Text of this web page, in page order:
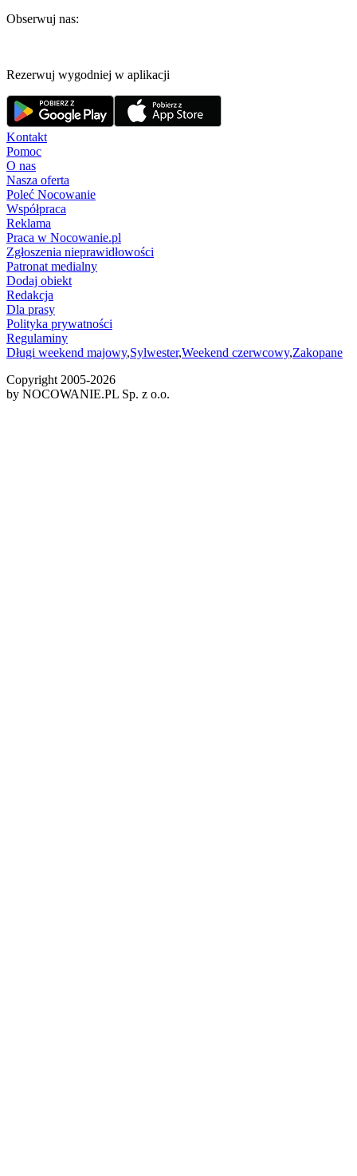
Obserwuj nas:
Rezerwuj wygodniej w aplikacji
Kontakt
Pomoc
O nas
Nasza oferta
Poleć Nocowanie
Współpraca
Reklama
Praca w Nocowanie.pl
Zgłoszenia nieprawidłowości
Patronat medialny
Dodaj obiekt
Redakcja
Dla prasy
Polityka prywatności
Regulaminy
Długi weekend majowy,Sylwester,Weekend czerwcowy,Zakopane
Copyright 2005-2026
by NOCOWANIE.PL Sp. z o.o.